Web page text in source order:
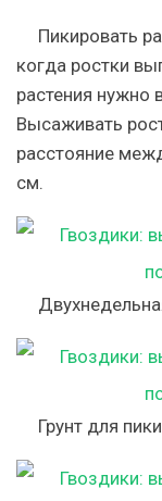
Пикировать
когда ростки
растения нужно
Высаживать
расстояние
см.
Грунт для